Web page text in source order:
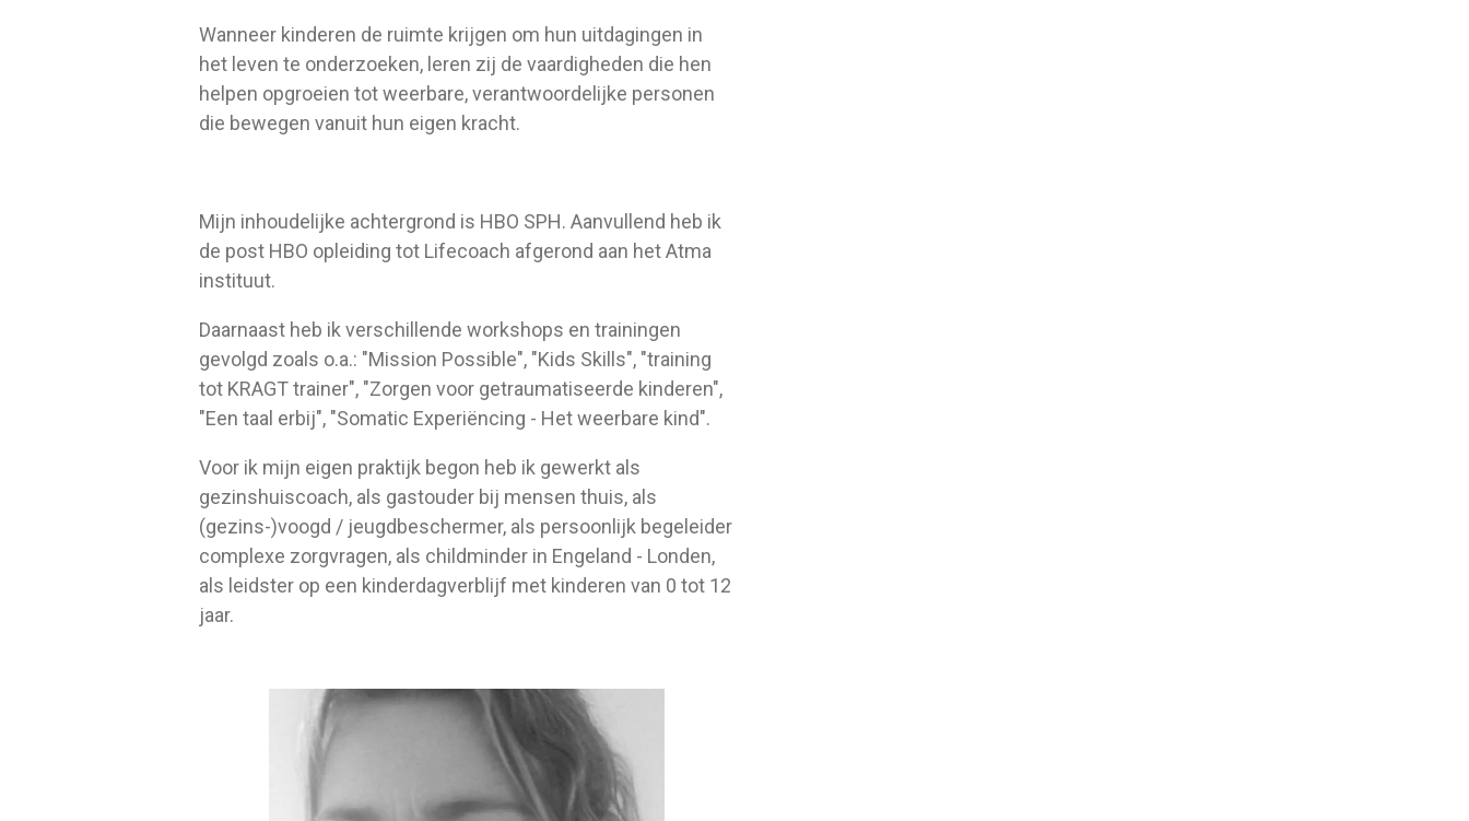
Wanneer kinderen de ruimte krijgen om hun uitdagingen in
het leven te onderzoeken, leren zij de vaardigheden die hen
helpen opgroeien tot weerbare, verantwoordelijke personen
die bewegen vanuit hun eigen kracht.
Mijn inhoudelijke achtergrond is HBO SPH. Aanvullend heb ik
de post HBO opleiding tot Lifecoach afgerond aan het Atma
instituut.
Daarnaast heb ik verschillende workshops en trainingen
gevolgd zoals o.a.: "Mission Possible", "Kids Skills", "training
tot KRAGT trainer", "Zorgen voor getraumatiseerde kinderen",
"Een taal erbij", "Somatic Experiëncing - Het weerbare kind".
Voor ik mijn eigen praktijk begon heb ik gewerkt als
gezinshuiscoach, als gastouder bij mensen thuis, als
(gezins-)voogd / jeugdbeschermer, als persoonlijk begeleider
complexe zorgvragen, als childminder in Engeland - Londen,
als leidster op een kinderdagverblijf met kinderen van 0 tot 12
jaar.